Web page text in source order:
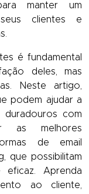
manter um
clientes e
é fundamental
deles, mas
Neste artigo,
podem ajudar a
duradouros com
as melhores
de email
que possibilitam
eficaz. Aprenda
ao cliente,